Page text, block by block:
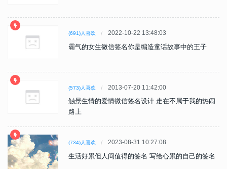
(691)人喜欢 2022-10-22 13:48:03
霸气的女生微信签名你是编造童话故事中的王子
(573)人喜欢 2013-07-20 11:42:00
触景生情的爱情微信签名设计 走在不属于我的热闹
路上
(734)人喜欢 2023-08-31 10:27:08
生活好累但人间值得的签名 写给心累的自己的签名